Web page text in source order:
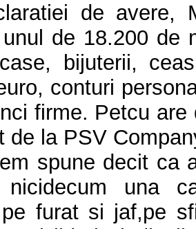
de avere,
de 18.200 de
bijuterii,
conturi
firme. Petcu
de la PSV
spune decit ca
una
furat si jaf,pe